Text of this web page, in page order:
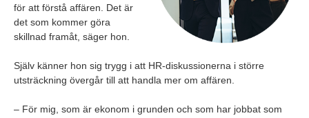
för att förstå affären. Det är
det som kommer göra
skillnad framåt, säger hon.
Själv känner hon sig trygg i att HR-diskussionerna i större
utsträckning övergår till att handla mer om affären.
– För mig, som är ekonom i grunden och som har jobbat som